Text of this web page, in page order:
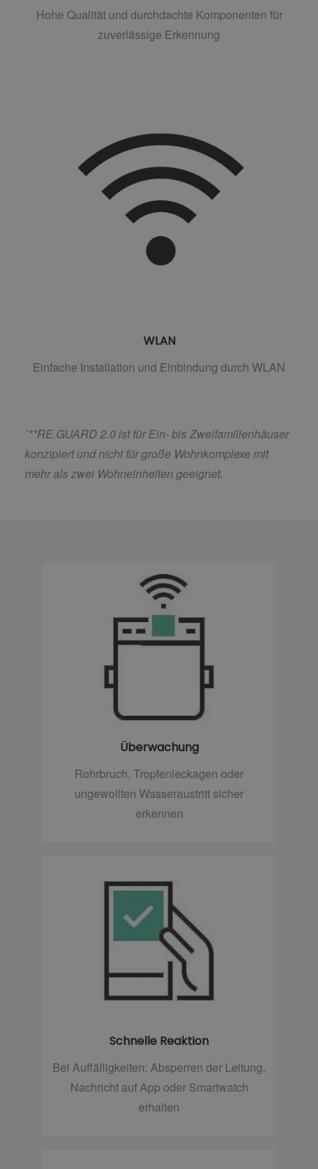
Hohe Qualität und durchdachte Komponenten für
zuverlässige Erkennung
WLAN
Einfache Installation und Einbindung durch WLAN
´**RE.GUARD 2.0 ist für Ein- bis Zweifamilienhäuser
konzipiert und nicht für große Wohnkomplexe mit
mehr als zwei Wohneinheiten geeignet.
Überwachung
Rohrbruch, Tropfenleckagen oder
ungewollten Wasseraustritt sicher
erkennen
Schnelle Reaktion
Bei Auffälligkeiten: Absperren der Leitung,
Nachricht auf App oder Smartwatch
erhalten